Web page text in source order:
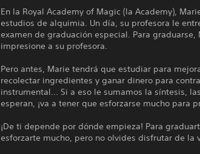
En la Royal Academy of Magic (la Academy),
estudios de alquimia. Un día, su profesora le
examen de graduación especial. Para
impresione a su profesora.
Pero antes, Marie tendrá que estudiar para
recolectar ingredientes y ganar dinero para
instrumental... Si a eso le sumamos la síntesis,
esperan, ¡va a tener que esforzarse mucho para
¡De ti depende por dónde empieza! Para
esforzarte mucho, pero no olvides disfrutar de la